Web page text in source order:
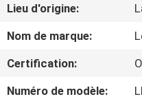
A
PROPOS
DE
Lieu d'origine:
Nom de marque:
Certification:
Numéro de modèle: